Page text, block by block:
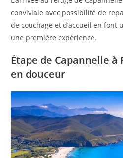
conviviale avec possibilité de
de couchage et d’accueil en
une première expérience.
Étape de Capannelle à
en douceur